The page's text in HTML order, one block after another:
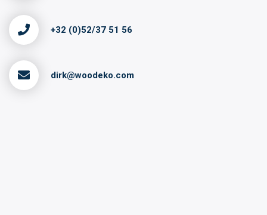
+32 (0)52/37 51 56
dirk@woodeko.com